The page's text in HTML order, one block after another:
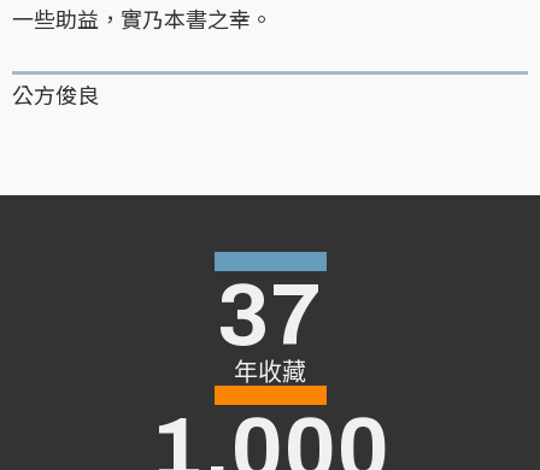
一些助益，實乃本書之幸。
公方俊良
年收藏
37
1,000